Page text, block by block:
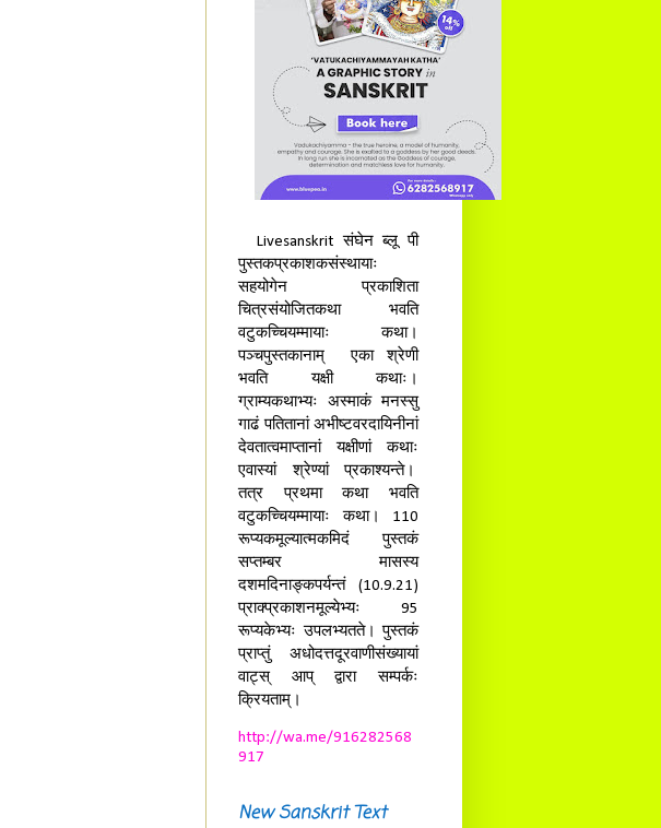
Livesanskrit संघेन ब्लू पी
पुस्तकप्रकाशकसंस्थायाः
सहयोगेन प्रकाशिता
चित्रसंयोजितकथा भवति
वटुकच्चियम्मायाः कथा।
पञ्चपुस्तकानाम् एका श्रेणी
भवति यक्षी कथाः।
ग्राम्यकथाभ्यः अस्माकं मनस्सु
गाढं पतितानां अभीष्टवरदायिनीनां
देवतात्वमाप्तानां यक्षीणां कथाः
एवास्यां श्रेण्यां प्रकाश्यन्ते।
तत्र प्रथमा कथा भवति
वटुकच्चियम्मायाः कथा। 110
रूप्यकमूल्यात्मकमिदं पुस्तकं
सप्तम्बर मासस्य
दशमदिनाङ्कपर्यन्तं (10.9.21)
प्राक्प्रकाशनमूल्येभ्यः 95
रूप्यकेभ्यः उपलभ्यतते। पुस्तकं
प्राप्तुं अधोदत्तदूरवाणीसंख्यायां
वाट्स् आप् द्वारा सम्पर्कः
क्रियताम्।
http://wa.me/916282568
917
New Sanskrit Text